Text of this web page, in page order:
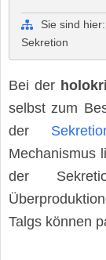
Sie sind hier:
Sekretion
Bei der
selbst zum
der
Mechanismus
der
Talgs können